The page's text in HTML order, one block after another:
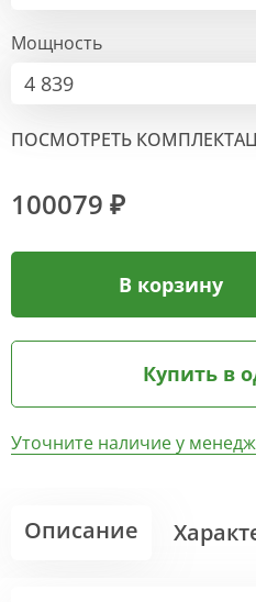
Мощность
4 839
ПОСМОТРЕТЬ
100079 ₽
В корзину
Купить в
Уточните наличие у
Описание